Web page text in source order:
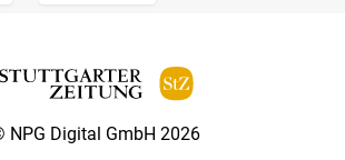
NPG Digital GmbH 2026